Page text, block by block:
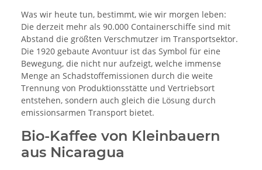
Was wir heute tun, bestimmt, wie wir morgen leben:
Die derzeit mehr als 90.000 Containerschiffe sind mit
Abstand die größten Verschmutzer im Transportsektor.
Die 1920 gebaute Avontuur ist das Symbol für eine
Bewegung, die nicht nur aufzeigt, welche immense
Menge an Schadstoffemissionen durch die weite
Trennung von Produktionsstätte und Vertriebsort
entstehen, sondern auch gleich die Lösung durch
emissionsarmen Transport bietet.
Bio-Kaffee von Kleinbauern
aus Nicaragua